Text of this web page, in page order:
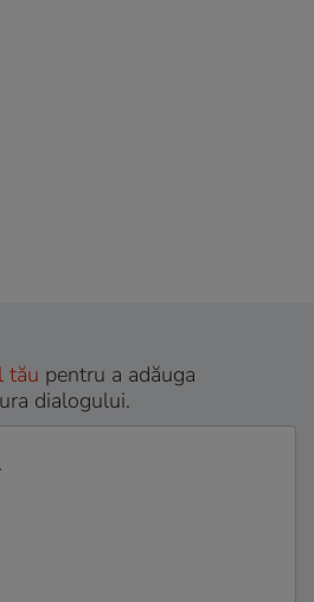
tău pentru a adăuga
dialogului.